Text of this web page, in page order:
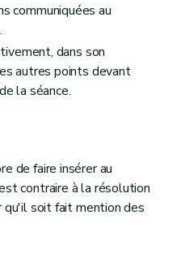
communiquées au
dans son
autres points devant
la séance.
de faire insérer au
contraire à la résolution
qu'il soit fait mention des